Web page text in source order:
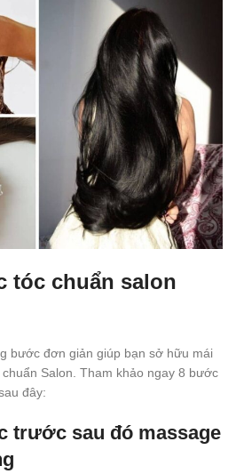
tóc chuẩn salon
bước đơn giản giúp bạn sở hữu mái
Salon. Tham khảo ngay 8 bước
đây:
trước sau đó massage